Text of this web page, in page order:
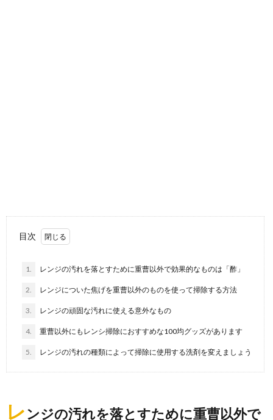
注意点を徹底解説
普段はなかなかできない窓のサッシの掃除。 しかし、
れば...
目次
1. レンジの汚れを落とすために重曹以外で効果的なものは「酢」
2. レンジについた焦げを重曹以外のものを使って掃除する方法
3. レンジの頑固な汚れに使える意外なもの
4. 重曹以外にもレンシ掃除におすすめな100均グッズがあります
5. レンジの汚れの種類によって掃除に使用する洗剤を変えましょう
レンジの汚れを落とすために重曹以外で